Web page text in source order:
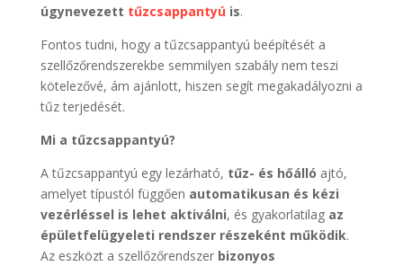
úgynevezett tűzcsappantyúis.
Fontos tudni, hogy a tűzcsappantyú beépítését a
szellőzőrendszerekbe semmilyen szabály nem teszi
kötelezővé, ám ajánlott, hiszen segít megakadályozni a
tűz terjedését.
Mi a tűzcsappantyú?
A tűzcsappantyú egy lezárható, tűz- és hőálló ajtó,
amelyet típustól függően automatikusan és kézi
vezérléssel is lehet aktiválni, és gyakorlatilag az
épületfelügyeleti rendszer részeként működik.
Az eszközt a szellőzőrendszer bizonyos